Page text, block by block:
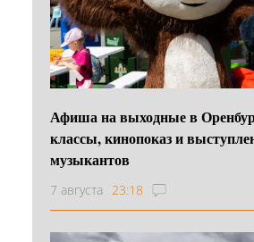
Афиша на выходные в
классы, кинопоказ и
музыкантов
7 августа 23:18